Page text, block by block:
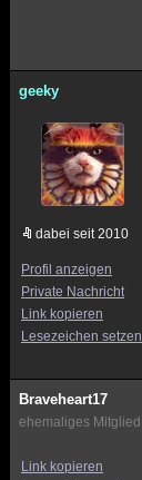
geeky
dabei seit 2010
Profil anzeigen
Private Nachricht
Link kopieren
Lesezeichen setzen
Braveheart17
ehemaliges Mitglied
Link kopieren